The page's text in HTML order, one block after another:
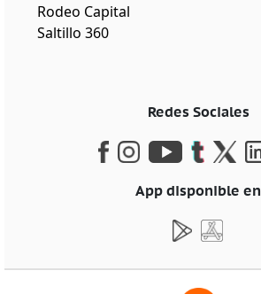
Rodeo Capital
Saltillo 360
Redes Sociales
App disponible en